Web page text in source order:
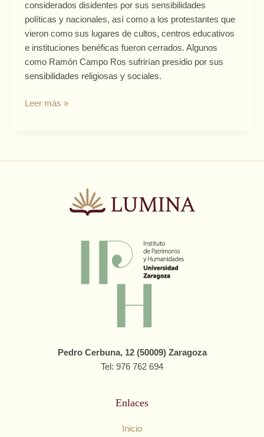
considerados disidentes por sus sensibilidades
políticas y nacionales, así como a los protestantes que
vieron como sus lugares de cultos, centros educativos
e instituciones benéficas fueron cerrados. Algunos
como Ramón Campo Ros sufrirían presidio por sus
sensibilidades religiosas y sociales.
Leer más »
Pedro Cerbuna, 12 (50009) Zaragoza
Tel: 976 762 694
Enlaces
Inicio